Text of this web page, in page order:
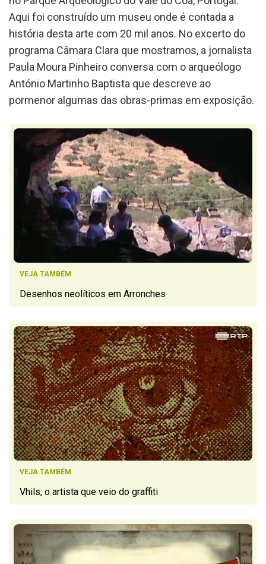
Aqui foi construído um museu onde é contada a
história desta arte com 20 mil anos. No excerto do
programa Câmara Clara que mostramos, a jornalista
Paula Moura Pinheiro conversa com o arqueólogo
António Martinho Baptista que descreve ao
pormenor algumas das obras-primas em exposição.
VEJA TAMBÉM
Desenhos neolíticos em Arronches
VEJA TAMBÉM
Vhils, o artista que veio do graffiti